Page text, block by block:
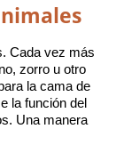
Cada vez más
zorro u otro
la cama de
la función del
Una manera